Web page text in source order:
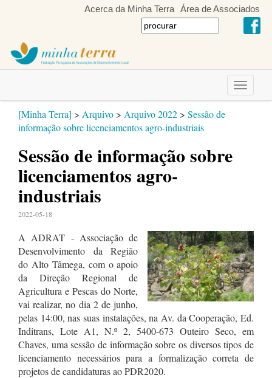
Acerca da Minha Terra Área de Associados
Toggle
[Minha Terra] > Arquivo > Arquivo 2022 > Sessão de
informação sobre licenciamentos agro-industriais
Sessão de informação sobre
licenciamentos agro-
industriais
2022-05-18
A ADRAT - Associação de
Desenvolvimento da Região
do Alto Tâmega, com o apoio
da Direção Regional de
Agricultura e Pescas do Norte,
vai realizar, no dia 2 de junho,
pelas 14:00, nas suas instalações, na Av. da Cooperação, Ed.
Inditrans, Lote A1, N.º 2, 5400-673 Outeiro Seco, em
Chaves, uma sessão de informação sobre os diversos tipos de
licenciamento necessários para a formalização correta de
projetos de candidaturas ao PDR2020.